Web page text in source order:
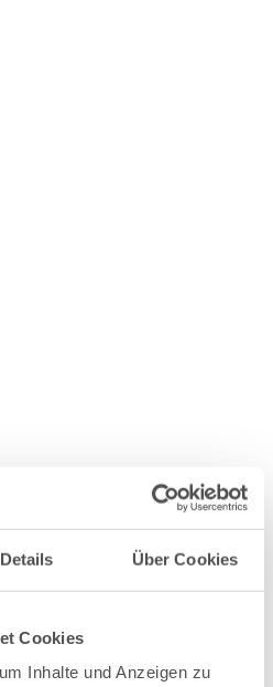
Details Über Cookies
Cookies
Inhalte und Anzeigen zu